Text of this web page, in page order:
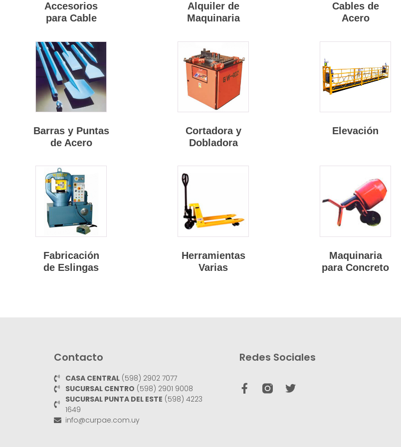
Accesorios
para Cable
Alquiler de
Maquinaria
Cables de
Acero
Barras y Puntas
de Acero
Cortadora y
Dobladora
Elevación
Fabricación
de Eslingas
Herramientas
Varias
Maquinaria
para Concreto
Contacto
CASA CENTRAL (598) 2902 7077
SUCURSAL CENTRO (598) 2901 9008
SUCURSAL PUNTA DEL ESTE (598) 4223
1649
info@curpae.com.uy
Redes Sociales